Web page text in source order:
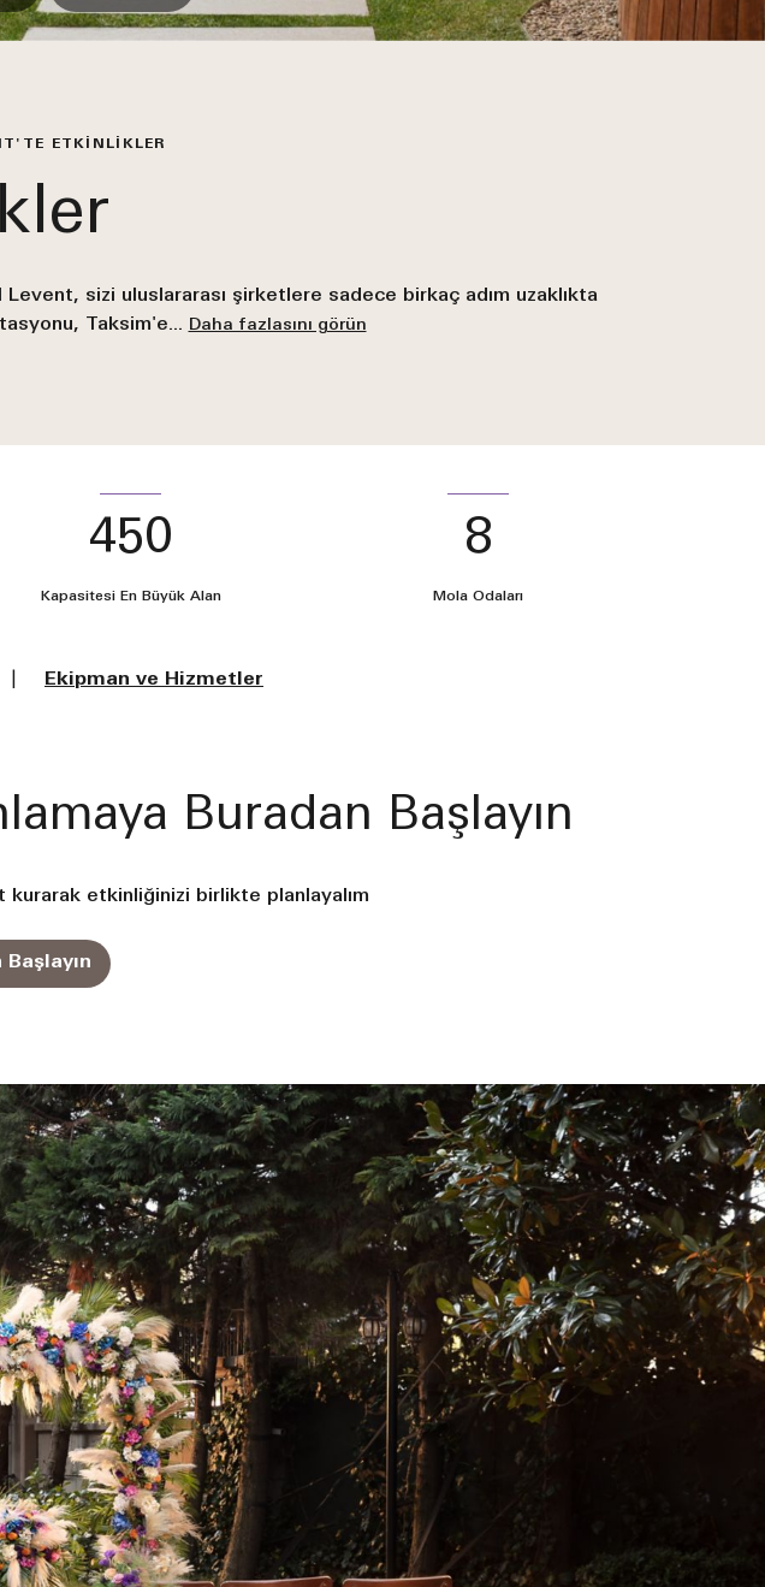
ETKINLIKLER
sizi uluslararası şirketlere sadece birkaç adım uzaklıkta
Taksim'e... Daha fazlasını görün
450
Kapasitesi En Büyük Alan
8
Mola Odaları
Ekipman ve Hizmetler
Buradan Başlayın
etkinliğinizi birlikte planlayalım
Başlayın